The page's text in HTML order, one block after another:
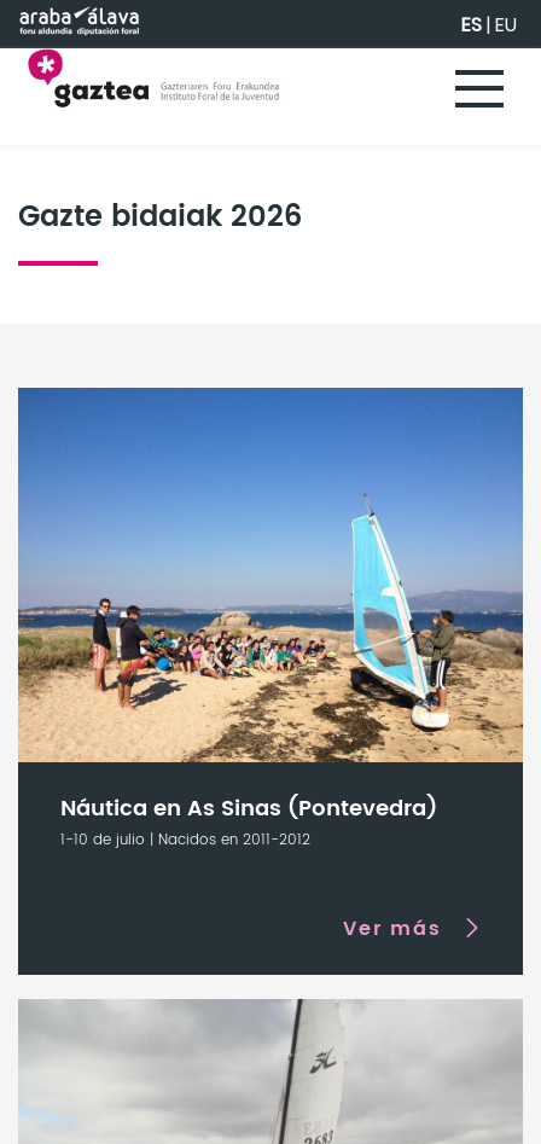
Saltar al contenido principal ES|EU
Gazte bidaiak 2026
Náutica en As Sinas (Pontevedra)
1-10 de julio | Nacidos en 2011-2012
Ver más